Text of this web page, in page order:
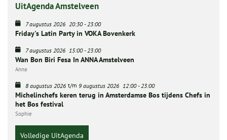
UitAgenda Amstelveen
7 augustus 2026 20:30-23:00
Friday's Latin Party in VOKA Bovenkerk
7 augustus 2026 15:00-23:00
Wan Bon Biri Fesa In ANNA Amstelveen
Anna
8 augustus 2026 t/m 9 augustus 2026 12:00-23:00
Michelinchefs keren terug in Amsterdamse Bos tijdens Chefs in
het Bos festival
Sophie
Volledige UitAgenda